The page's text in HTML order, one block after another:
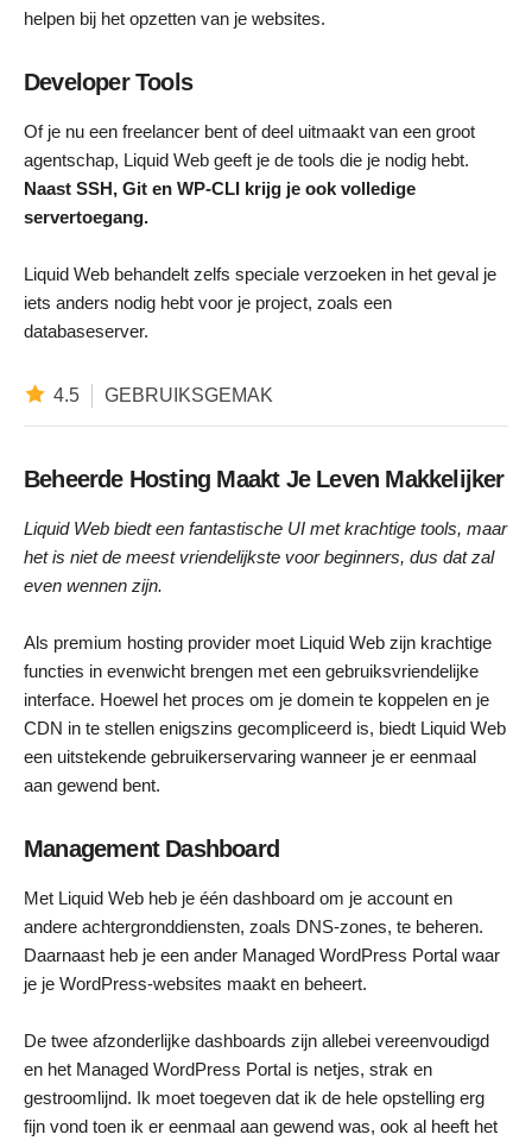
helpen bij het opzetten van je websites.
Developer Tools
Of je nu een freelancer bent of deel uitmaakt van een groot
agentschap, Liquid Web geeft je de tools die je nodig hebt.
Naast SSH, Git en WP-CLI krijg je ook volledige
servertoegang.
Liquid Web behandelt zelfs speciale verzoeken in het geval je
iets anders nodig hebt voor je project, zoals een
databaseserver.
4.5 GEBRUIKSGEMAK
Beheerde Hosting Maakt Je Leven Makkelijker
Liquid Web biedt een fantastische UI met krachtige tools, maar
het is niet de meest vriendelijkste voor beginners, dus dat zal
even wennen zijn.
Als premium hosting provider moet Liquid Web zijn krachtige
functies in evenwicht brengen met een gebruiksvriendelijke
interface. Hoewel het proces om je domein te koppelen en je
CDN in te stellen enigszins gecompliceerd is, biedt Liquid Web
een uitstekende gebruikerservaring wanneer je er eenmaal
aan gewend bent.
Management Dashboard
Met Liquid Web heb je één dashboard om je account en
andere achtergronddiensten, zoals DNS-zones, te beheren.
Daarnaast heb je een ander Managed WordPress Portal waar
je je WordPress-websites maakt en beheert.
De twee afzonderlijke dashboards zijn allebei vereenvoudigd
en het Managed WordPress Portal is netjes, strak en
gestroomlijnd. Ik moet toegeven dat ik de hele opstelling erg
fijn vond toen ik er eenmaal aan gewend was, ook al heeft het